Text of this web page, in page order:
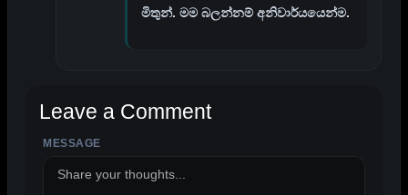
මිතුන්. මම බලන්නම් අනිවාර්යයෙන්ම.
Leave a Comment
MESSAGE
ALTERNATIVE: